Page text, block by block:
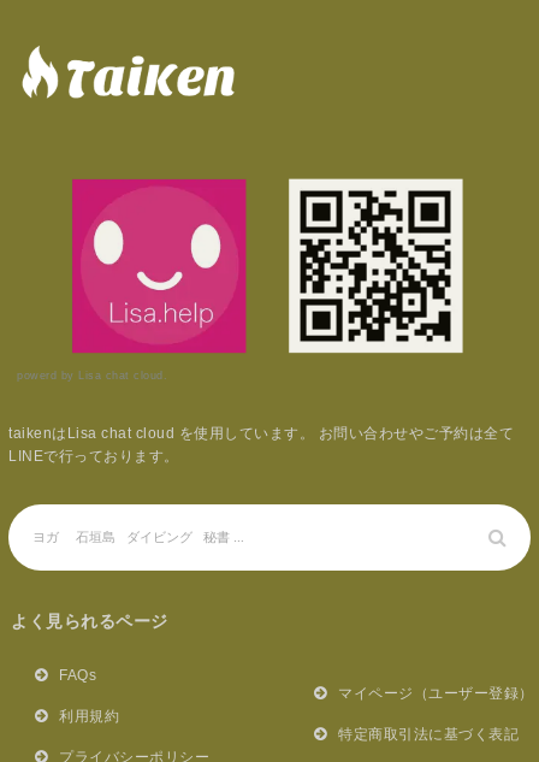
powerd by Lisa chat cloud.
taikenはLisa chat cloud を使用しています。 お問い合わせやご予約は全て
LINEで行っております。
よく見られるページ
FAQs
利用規約
プライバシーポリシー
マイページ（ユーザー登録）
特定商取引法に基づく表記